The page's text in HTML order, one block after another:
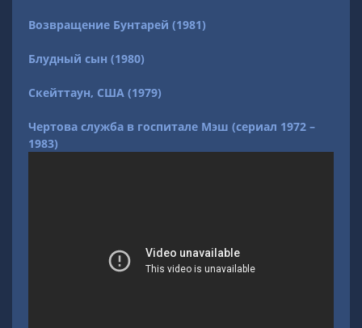
Возвращение Бунтарей (1981)
Блудный сын (1980)
Скейттаун, США (1979)
Чертова служба в госпитале Мэш (сериал 1972 –
1983)